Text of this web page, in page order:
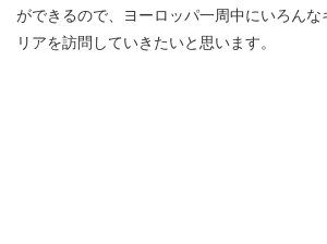
ができるので、ヨーロッパ一周中にいろん
リアを訪問していきたいと思います。